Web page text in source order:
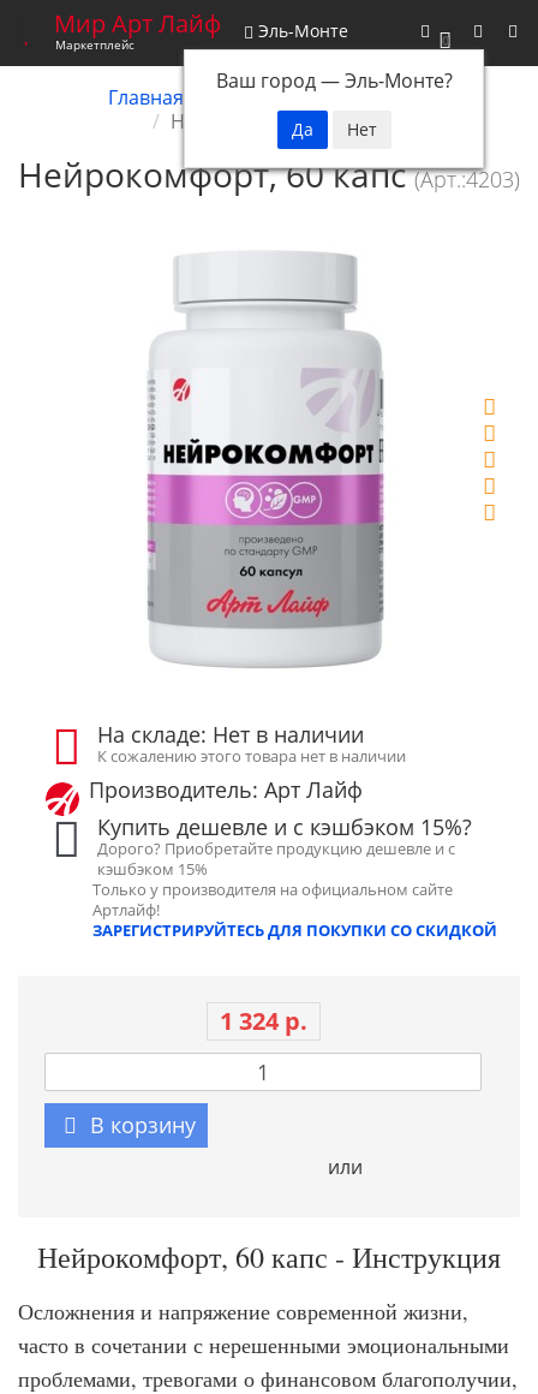
0
Мир Арт Лайф
Маркетплейс
Эль-Монте
Ваш город —Эль-Монте?
Главная
Снятые с производства
Нейрокомфорт, 60 капс
Нейрокомфорт, 60 капс(Арт.:4203)
На складе: Нет в наличии
К сожалению этого товара нет в наличии
Производитель: Арт Лайф
Купить дешевле и с кэшбэком 15%?
Дорого? Приобретайте продукцию дешевле и с
кэшбэком 15%
Только у производителя на официальном сайте
Артлайф!
ЗАРЕГИСТРИРУЙТЕСЬ ДЛЯ ПОКУПКИ СО СКИДКОЙ
1 324 р.
В корзину
или
Нейрокомфорт, 60 капс - Инструкция
Осложнения и напряжение современной жизни,
часто в сочетании с нерешенными эмоциональными
проблемами, тревогами о финансовом благополучии,